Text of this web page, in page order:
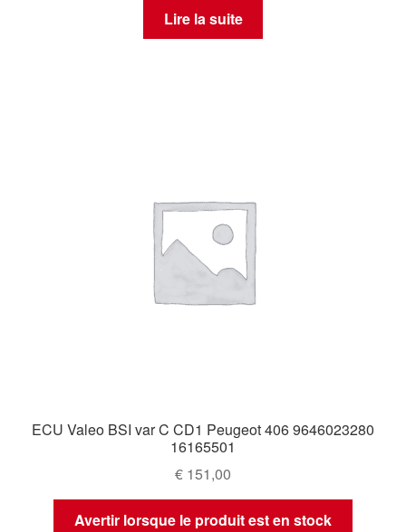
Lire la suite
ECU Valeo BSI var C CD1 Peugeot 406 9646023280
16165501
€ 151,00
Avertir lorsque le produit est en stock